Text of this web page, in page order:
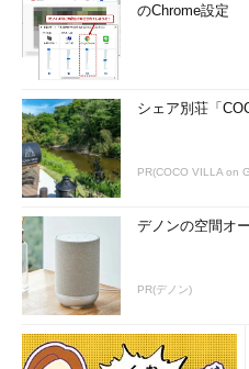
のChrome設定
シェア別荘「
PR(COCO VILLA on
デノンの空間オ
PR(デノン)